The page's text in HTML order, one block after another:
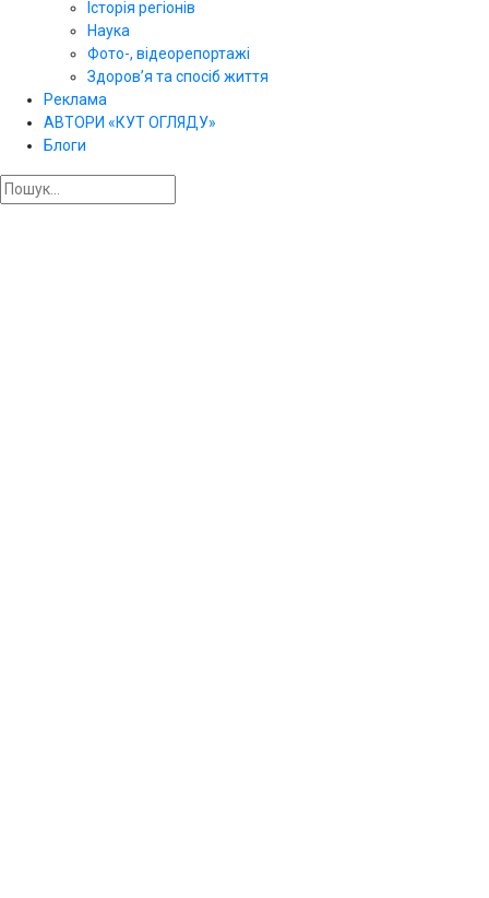
Історія регіонів
Наука
Фото-, відеорепортажі
Здоров’я та спосіб життя
Реклама
АВТОРИ «КУТ ОГЛЯДУ»
Блоги